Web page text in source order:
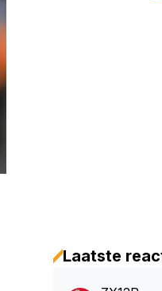
Laatste